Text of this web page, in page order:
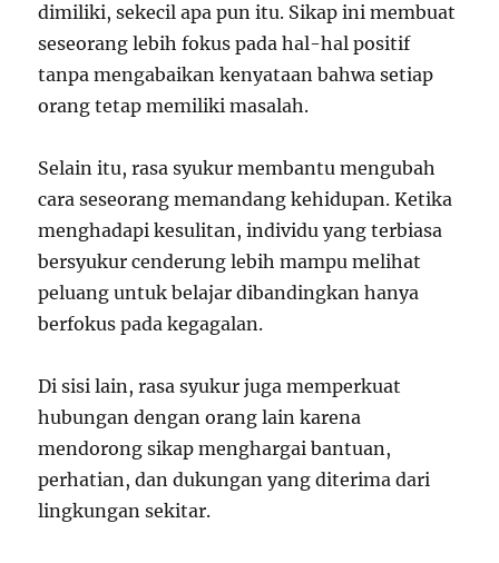
dimiliki, sekecil apa pun itu. Sikap ini membuat
seseorang lebih fokus pada hal-hal positif
tanpa mengabaikan kenyataan bahwa setiap
orang tetap memiliki masalah.
Selain itu, rasa syukur membantu mengubah
cara seseorang memandang kehidupan. Ketika
menghadapi kesulitan, individu yang terbiasa
bersyukur cenderung lebih mampu melihat
peluang untuk belajar dibandingkan hanya
berfokus pada kegagalan.
Di sisi lain, rasa syukur juga memperkuat
hubungan dengan orang lain karena
mendorong sikap menghargai bantuan,
perhatian, dan dukungan yang diterima dari
lingkungan sekitar.